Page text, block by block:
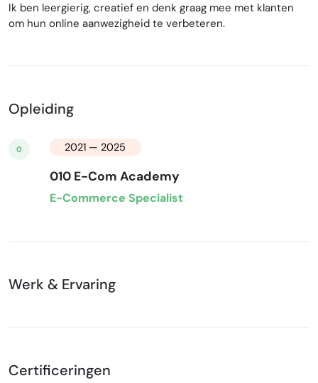
Ik ben leergierig, creatief en denk graag mee met klanten
om hun online aanwezigheid te verbeteren.
Opleiding
0 2021 — 2025
010 E-Com Academy
E-Commerce Specialist
Werk & Ervaring
Certificeringen